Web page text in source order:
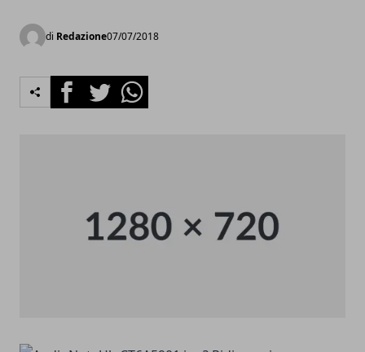
di Redazione07/07/2018
FacebookTwitterWhatsapp